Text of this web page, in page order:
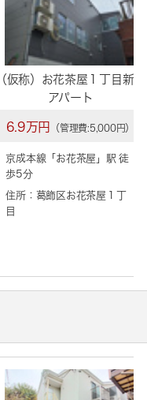
（仮称）お花茶屋１丁目新築
アパート
6.9万円 （管理費:5,000円）
京成本線「 お花茶屋 」駅 徒
歩5分
住所：葛飾区お花茶屋１丁
目